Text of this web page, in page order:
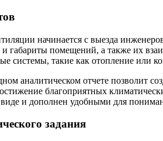
начинается с выезда
габариты помещений, а также их
системы, такие как отопление или
аналитическом отчете позволит
благоприятных
и дополнен удобными для
задания